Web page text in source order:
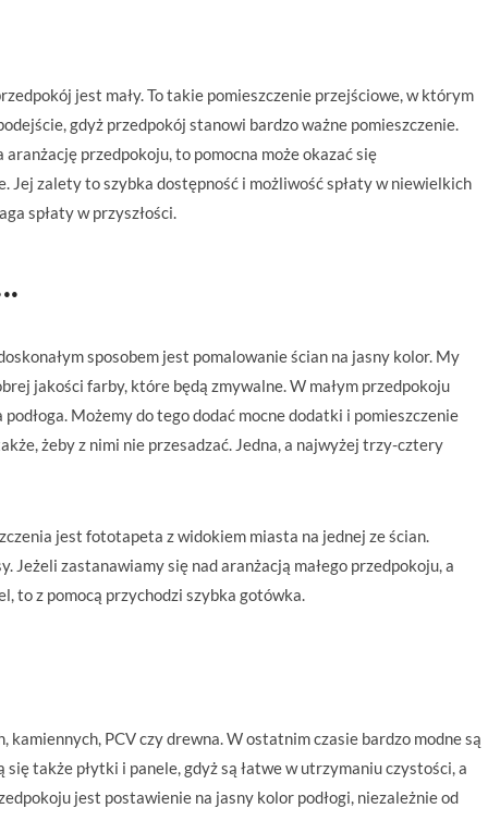
jest mały. To takie pomieszczenie przejściowe, w którym
gdyż przedpokój stanowi bardzo ważne pomieszczenie.
przedpokoju, to pomocna może okazać się
Jej zalety to szybka dostępność i możliwość spłaty w niewielkich
spłaty w przyszłości.
sposobem jest pomalowanie ścian na jasny kolor. My
jakości farby, które będą zmywalne. W małym przedpokoju
Możemy do tego dodać mocne dodatki i pomieszczenie
żeby z nimi nie przesadzać. Jedna, a najwyżej trzy-cztery
jest fototapeta z widokiem miasta na jednej ze ścian.
zastanawiamy się nad aranżacją małego przedpokoju, a
to z pomocą przychodzi szybka gotówka.
PCV czy drewna. W ostatnim czasie bardzo modne są
także płytki i panele, gdyż są łatwe w utrzymaniu czystości, a
jest postawienie na jasny kolor podłogi, niezależnie od